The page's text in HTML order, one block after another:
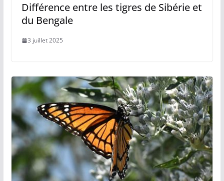
Différence entre les tigres de Sibérie et
du Bengale
3 juillet 2025